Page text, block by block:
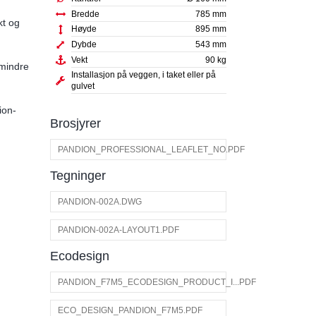
og
Bredde
785 mm
Høyde
895 mm
Dybde
543 mm
Vekt
90 kg
Installasjon på veggen, i taket eller på
gulvet
Brosjyrer
PANDION_PROFESSIONAL_LEAFLET_NO.PDF
Tegninger
PANDION-002A.DWG
PANDION-002A-LAYOUT1.PDF
Ecodesign
PANDION_F7M5_ECODESIGN_PRODUCT_I...PDF
ECO_DESIGN_PANDION_F7M5.PDF